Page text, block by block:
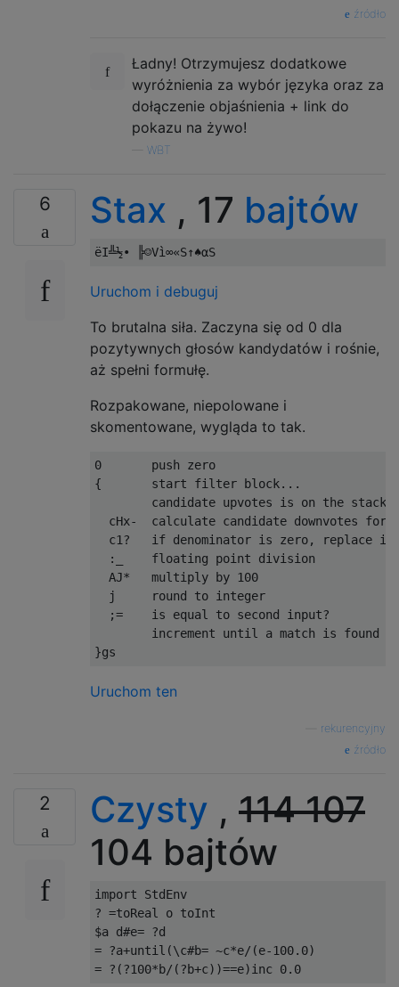
źródło
Ładny! Otrzymujesz dodatkowe
wyróżnienia za wybór języka oraz za
dołączenie objaśnienia + link do
pokazu na żywo!
WBT
6 Stax , 17 bajtów
Uruchom i debuguj
To brutalna siła. Zaczyna się od 0 dla
pozytywnych głosów kandydatów i rośnie,
aż spełni formułę.
Rozpakowane, niepolowane i
skomentowane, wygląda to tak.
0       push zero
{       start filter block...
        candidate upvotes is on the stack
cHx-  calculate candidate downvotes for
c1?   if denominator is zero, replace it
  :_    floating point division
  AJ*   multiply by 100
  j     round to integer
  ;=    is equal to second input?
        increment until a match is found
Uruchom ten
rekurencyjny
źródło
2 Czysty , 114107
104 bajtów
import StdEnv
? =toReal o toInt
$a d#e= ?d
= ?a+until(\c#b= ~c*e/(e-100.0)